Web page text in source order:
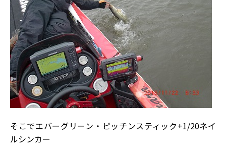
そこでエバーグリーン・ピッチンスティック+1/20ネイ
ルシンカー